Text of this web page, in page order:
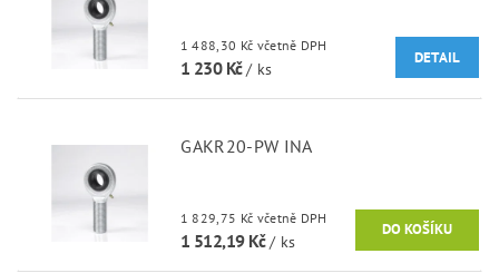
1 488,30 Kč včetně DPH
1 230 Kč/ ks
DETAIL
GAKR20-PW INA
1 829,75 Kč včetně DPH
1 512,19 Kč/ ks